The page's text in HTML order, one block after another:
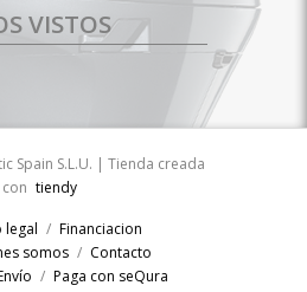
VISTOS
Spain S.L.U. | Tienda creada
con tiendy
legal
Financiacion
somos
Contacto
Paga con seQura